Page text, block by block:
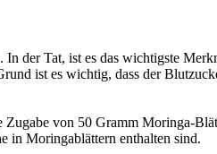
der Tat, ist es das wichtigste
ist es wichtig, dass der
Zugabe von 50 Gramm Moringa-
in Moringablättern enthalten sind.